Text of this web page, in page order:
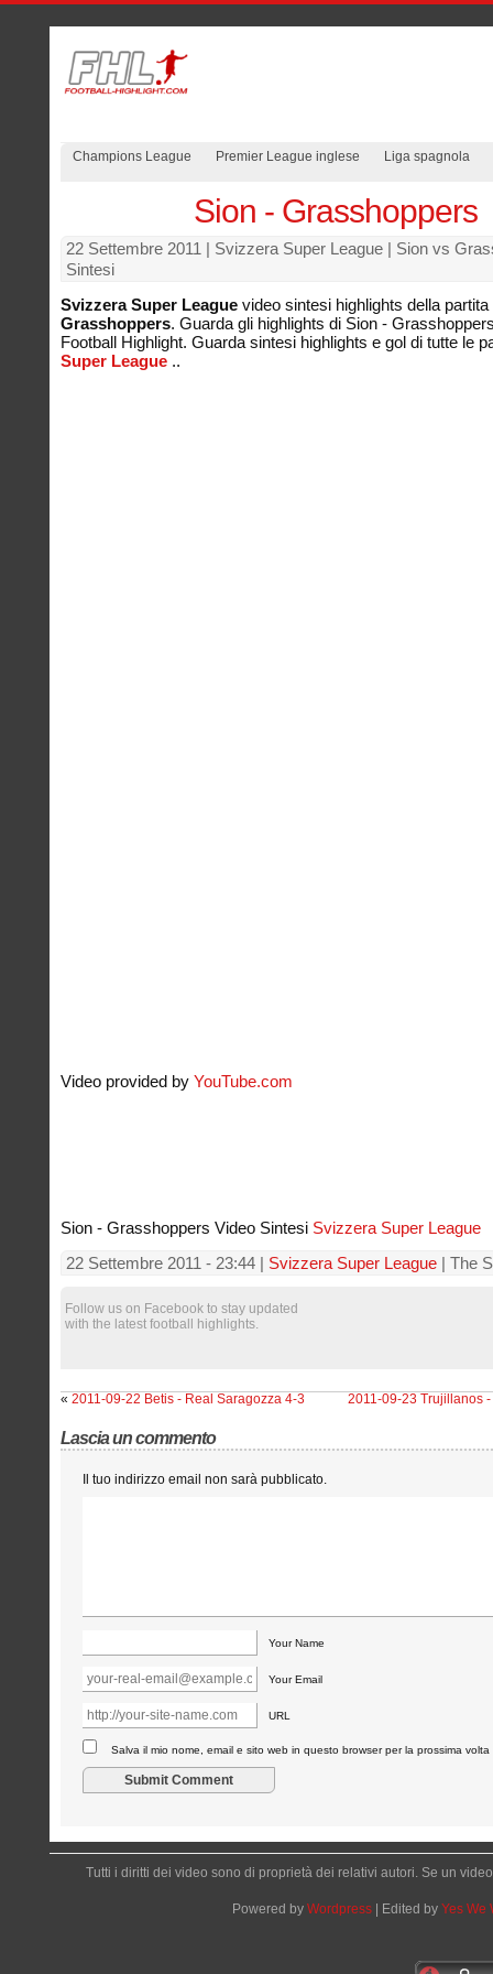
Champions League Premier League inglese Liga spagnola
Sion - Grasshoppers
22 Settembre 2011 | Svizzera Super League | Sion vs
Sintesi
Svizzera Super League video sintesi highlights della partita
Grasshoppers. Guarda gli highlights di Sion -
Football Highlight. Guarda sintesi highlights e gol di tutte le
Super League ..
Video provided by YouTube.com
Sion - Grasshoppers Video Sintesi Svizzera Super League
22 Settembre 2011 - 23:44 | Svizzera Super League | The
Follow us on Facebook to stay updated
with the latest football highlights.
« 2011-09-22 Betis - Real Saragozza 4-3 2011-09-23 Trujillanos
Lascia un commento
Il tuo indirizzo email non sarà pubblicato.
Your Name
Your Email
URL
Salva il mio nome, email e sito web in questo browser per la prossima
Tutti i diritti dei video sono di proprietà dei relativi autori. Se un
Powered by Wordpress | Edited by Yes We